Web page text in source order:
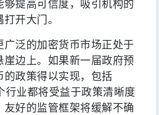
够提高可信度，吸引机构的
开大门。
广泛的加密货币市场正处于
崖边上。如果新一届政府预
的政策得以实现，包括
行业都将受益于政策清晰度
友好的监管框架将缓解不确